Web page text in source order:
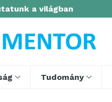
a világban
Tudomány